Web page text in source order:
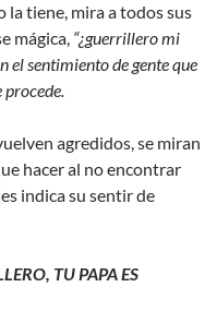
la tiene, mira a todos sus
mágica, “¿guerrillero mi
el sentimiento de gente que
procede.
agredidos, se miran
hacer al no encontrar
indica su sentir de
TU PAPA ES